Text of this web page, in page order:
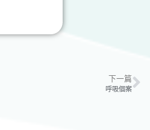
下一篇
呼吸個案